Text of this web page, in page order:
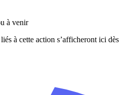
à venir
à cette action s’afficheront ici dès